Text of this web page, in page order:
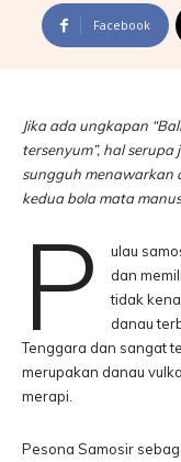
Facebook
Jika ada ungkapan
tersenyum”, hal
sungguh menawarkan
kedua bola mata
P
ulau
dan
tidak
danau
Tenggara dan sangat
merupakan danau
merapi.
Pesona Samosir